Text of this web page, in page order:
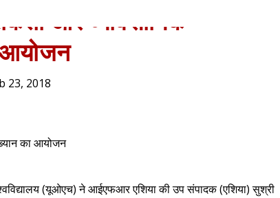
और व्यावसायिक
आयोजन
23, 2018
(यूओएच) ने आईएफआर एशिया की उप संपादक (एशिया) सुश्री